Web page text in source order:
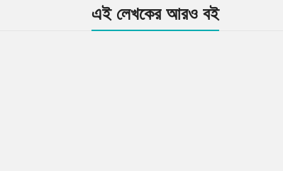
এই লেখকের আরও বই